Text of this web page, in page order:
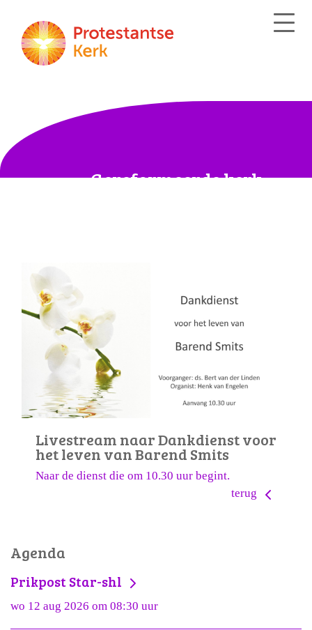
Gereformeerde kerk
Livestream naar Dankdienst voor
het leven van Barend Smits
Naar de dienst die om 10.30 uur begint.
terug
Agenda
Prikpost Star-shl
wo 12 aug 2026 om 08:30 uur